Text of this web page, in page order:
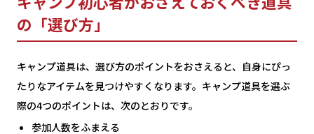
の「選び方」
キャンプ道具は、選び方のポイントをおさえると、自身にぴっ
たりなアイテムを見つけやすくなります。キャンプ道具を選ぶ
際の4つのポイントは、次のとおりです。
参加人数をふまえる